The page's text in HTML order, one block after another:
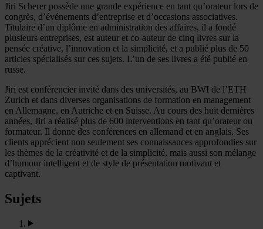
Jiri Scherer possède une grande expérience en tant qu’orateur lors de
congrès, d’événements d’entreprise et d’occasions associatives.
Titulaire d’un diplôme en administration des affaires, il a fondé
plusieurs entreprises, est auteur et co-auteur de cinq livres sur la
pensée créative, l’innovation et la simplicité, et a publié plus de 50
articles spécialisés sur ces sujets. L’un de ses livres a été publié en
russe.
Jiri est conférencier invité dans des universités, au BWI de l’ETH
Zurich et dans diverses organisations de formation en management
en Allemagne, en Autriche et en Suisse. Au cours des huit dernières
années, Jiri a réalisé plus de 600 interventions en tant qu’orateur ou
formateur. Il donne des conférences en allemand et en anglais. Ses
clients apprécient non seulement ses connaissances approfondies sur
les thèmes de la créativité et de la simplicité, mais aussi son mélange
d’humour intelligent et de style de présentation motivant et
captivant.
Sujets